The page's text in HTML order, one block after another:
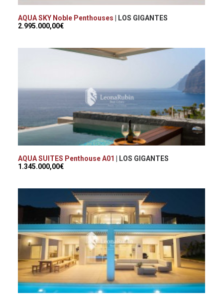
AQUA SKY Noble Penthouses | LOS GIGANTES
2.995.000,00€
AQUA SUITES Penthouse A01
| LOS GIGANTES
1.345.000,00€